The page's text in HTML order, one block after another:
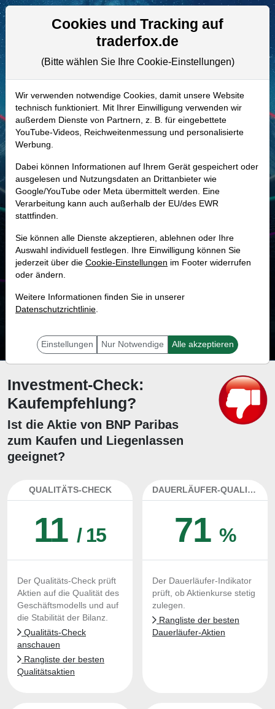
Aktien- und Artikelsuche
887771 | BNP–BNP Paribas Aktie
Realtime-Aktienkurs:
-
-
Marktkapitalisierung 122,31 Mrd. EUR
Unternehmenswert 493,01 Mrd. EUR
MONKEY-TRADER INDIKATOR
81.8 %
Mit 81.8 % Wahrscheinlichkeit wird selbst der unglücklichst agierende Trader
Investment-Check:
Kaufempfehlung?
Ist die Aktie von BNP Paribas
zum Kaufen und Liegenlassen
geeignet?
QUALITÄTS-CHECK
11/ 15
Der Qualitäts-Check prüft
Aktien auf die Qualität des
Geschäftsmodells und auf
die Stabilität der Bilanz.
Qualitäts-Check
anschauen
Rangliste der besten
Qualitätsaktien
DAUERLÄUFER-QUALITÄTEN
71%
Der Dauerläufer-Indikator
prüft, ob Aktienkurse stetig
zulegen.
Rangliste der besten
Dauerläufer-Aktien
Cookies und Tracking auf
traderfox.de
(Bitte wählen Sie Ihre Cookie-Einstellungen)
Wir verwenden notwendige Cookies, damit unsere Website
technisch funktioniert. Mit Ihrer Einwilligung verwenden wir
außerdem Dienste von Partnern, z. B. für eingebettete
YouTube-Videos, Reichweitenmessung und personalisierte
Werbung.
Dabei können Informationen auf Ihrem Gerät gespeichert oder
ausgelesen und Nutzungsdaten an Drittanbieter wie
Google/YouTube oder Meta übermittelt werden. Eine
Verarbeitung kann auch außerhalb der EU/des EWR
stattfinden.
Sie können alle Dienste akzeptieren, ablehnen oder Ihre
Auswahl individuell festlegen. Ihre Einwilligung können Sie
jederzeit über die Cookie-Einstellungen im Footer widerrufen
oder ändern.
Weitere Informationen finden Sie in unserer
Datenschutzrichtlinie.
Einstellungen Nur Notwendige Alle akzeptieren